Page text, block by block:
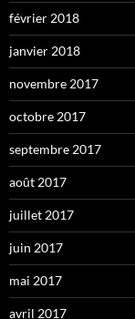
février 2018
janvier 2018
novembre 2017
octobre 2017
septembre 2017
août 2017
juillet 2017
juin 2017
mai 2017
avril 2017